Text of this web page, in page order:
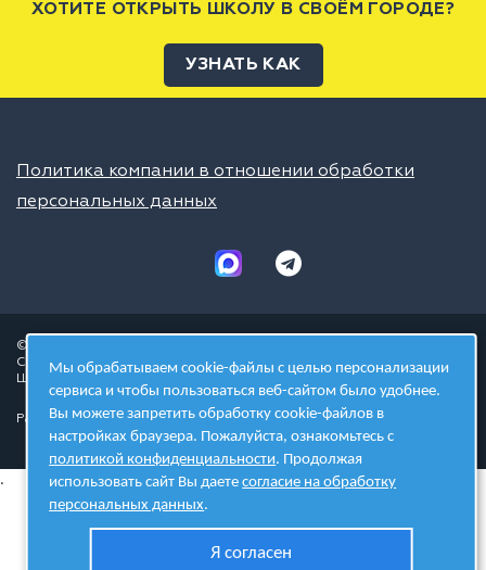
ХОТИТЕ ОТКРЫТЬ ШКОЛУ В СВОЁМ ГОРОДЕ?
УЗНАТЬ КАК
Политика компании в отношении обработки
персональных данных
© 2026 ШЦТ
Сеть центров молодёжного инновационного творчества
Школа цифровых технологий
Разработано в студии
.
Мы обрабатываем cookie-файлы с целью персонализации
сервиса и чтобы пользоваться веб-сайтом было удобнее.
Вы можете запретить обработку cookie-файлов в
настройках браузера. Пожалуйста, ознакомьтесь с
политикой конфиденциальности. Продолжая
использовать сайт Вы даетесогласие на обработку
персональных данных.
Я согласен